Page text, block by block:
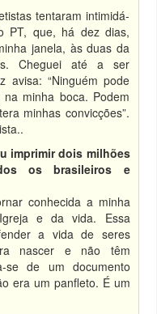
tentaram intimidá-
PT, que, há dez dias,
janela, às duas da
Cheguei até a ser
avisa: “Ninguém pode
minha boca. Podem
minhas convicções”.
imprimir dois milhões
os brasileiros e
conhecida a minha
e da vida. Essa
a vida de seres
nascer e não têm
se de um documento
era um panfleto. É um